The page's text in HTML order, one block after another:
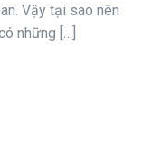
Vậy tại sao nên
những […]